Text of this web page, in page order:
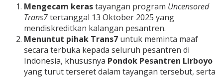
Mengecam kerastayangan program Uncensored
Trans7tertanggal 13 Oktober 2025 yang
mendiskreditkan kalangan pesantren.
Menuntut pihak Trans7 untuk meminta maaf
secara terbuka kepada seluruh pesantren di
Indonesia, khususnya Pondok Pesantren Lirboyo
yang turut terseret dalam tayangan tersebut, serta